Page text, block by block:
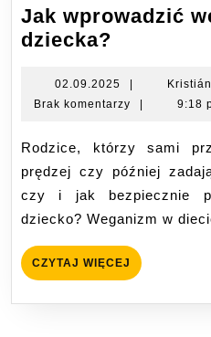
Jak wprowadzić
dziecka?
weganizm
w
dziecka?
02.09.2025 02.09.2025
Brak komentarzy
9:18
Rodzice, którzy sami przeszli na dietę roślinną,
prędzej czy później
czy i jak bezpiecznie
dziecko? Weganizm w
CZYTAJ WIĘCEJ CZYTAJ
WIĘCEJ